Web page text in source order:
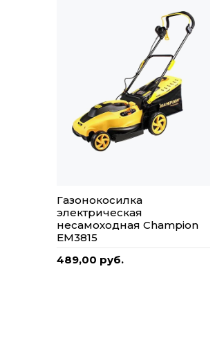
Газонокосилка
электрическая
несамоходная Champion
EM3815
489,00 руб.